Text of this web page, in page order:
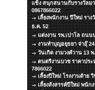
แข็ง สนุกสนานกับรางวัลม
0867866022
เลี้ยงพนักงาน ปีใหม่ รา
ธ.ค. 52
แต่งงาน รพ.เปาโล ถน
งานทำบุญอยุธยา จ่าอุ๊
วันเกิด งามวงศ์วาน 13 พ
ดนตรีงานบวช ราคาปร
7866022
เลี้ยงปีใหม่ โรงงานด้าย
เลี้ยงสังสรรค์ปีใหม่ พนัก